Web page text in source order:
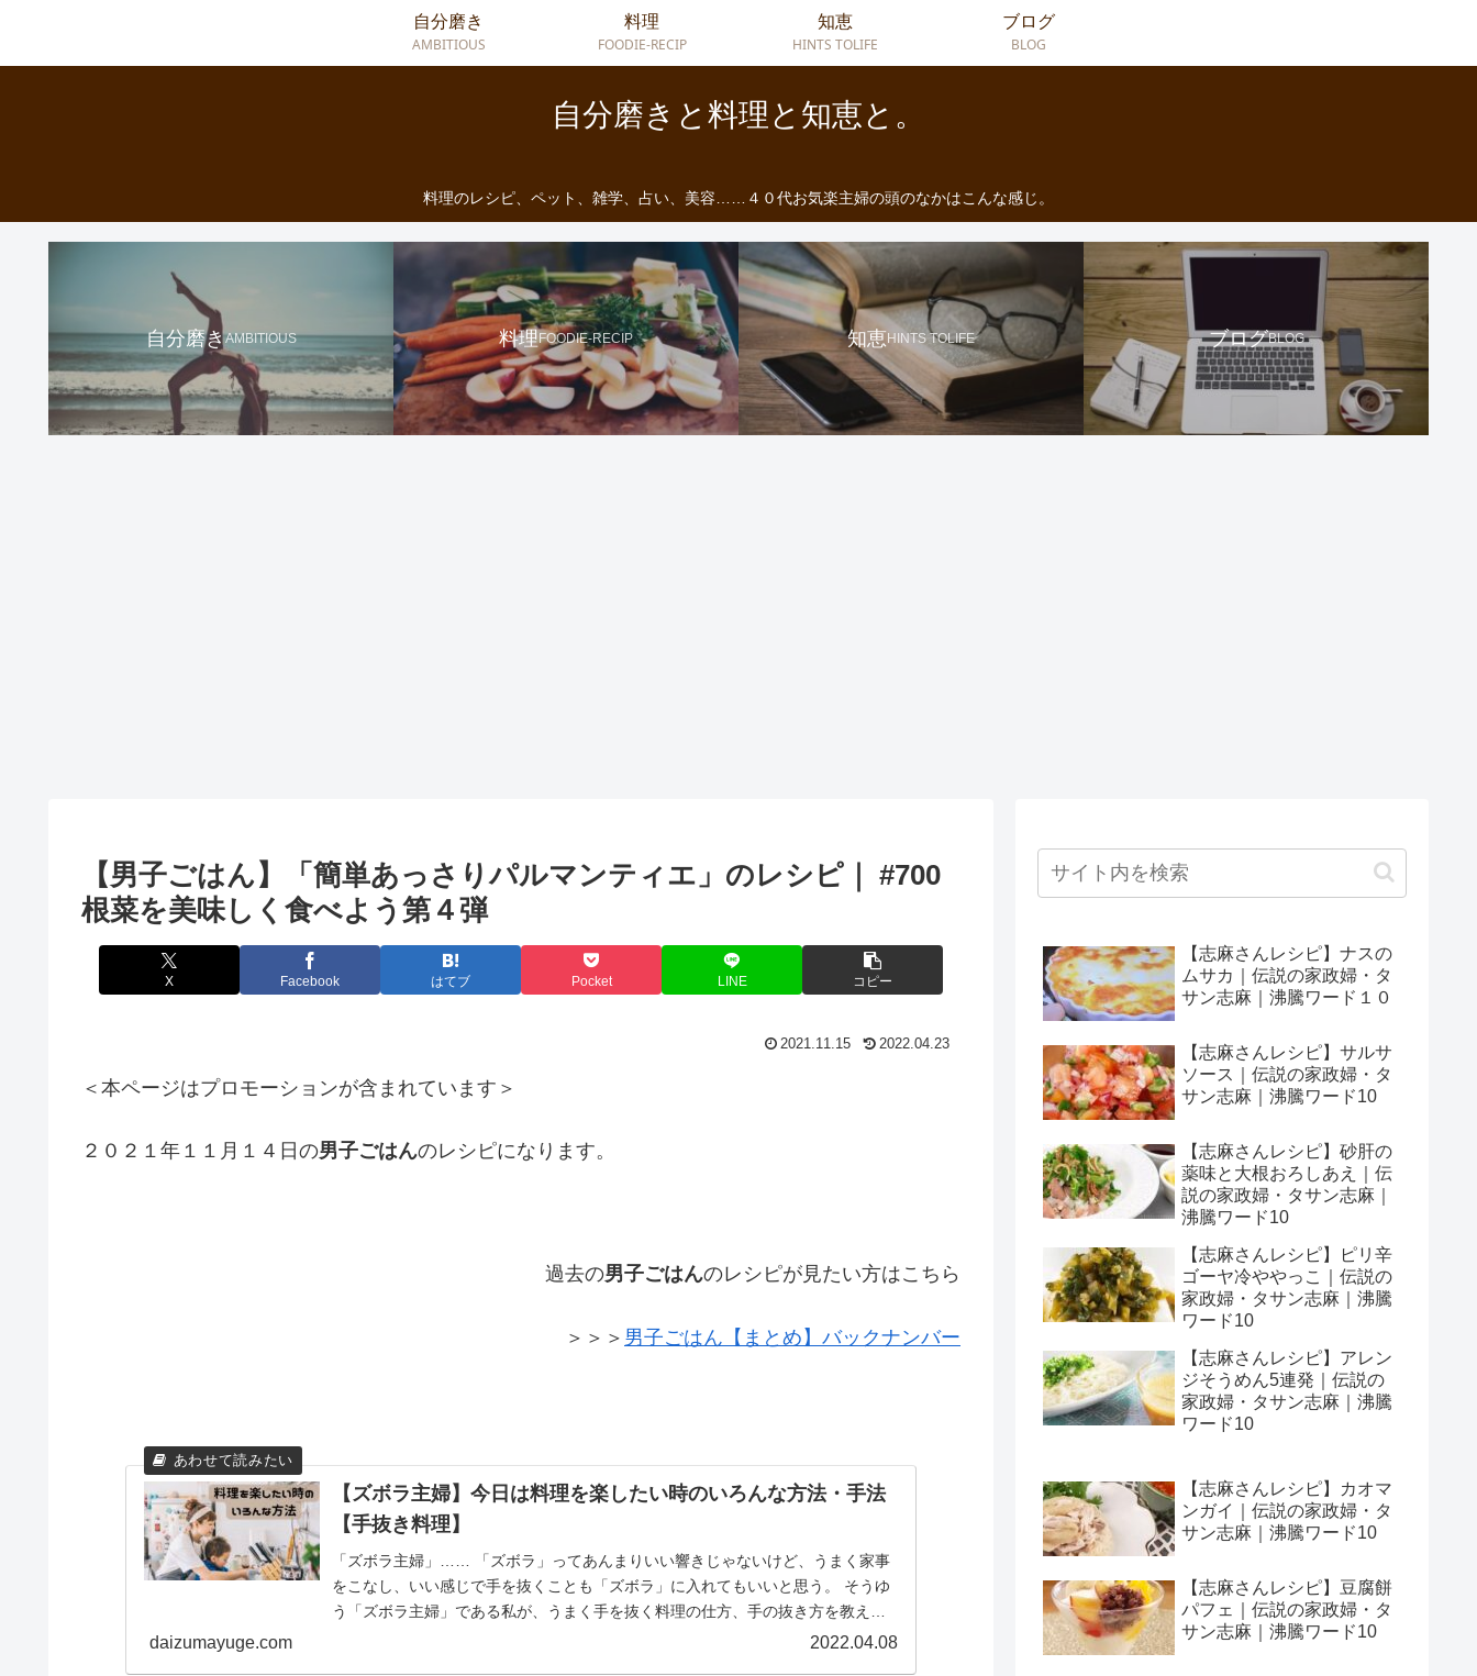
自分磨きと料理と知恵と。
料理のレシピ、ペット、雑学、占い、美容……４０代お気楽主婦の頭のなかはこんな感じ。
自分磨き
AMBITIOUS
料理
FOODIE-RECIP
知恵
HINTS TOLIFE
ブログ
BLOG
自分磨きAMBITIOUS 料理FOODIE-RECIP 知恵HINTS TOLIFE ブログBLOG
【男子ごはん】「簡単あっさりパルマンティエ」のレシピ｜ #700
根菜を美味しく食べよう第４弾
X Facebook はてブ Pocket LINE コピー
2021.11.15 2022.04.23
＜本ページはプロモーションが含まれています＞
２０２１年１１月１４日の男子ごはんのレシピになります。
過去の男子ごはんのレシピが見たい方はこちら
＞＞＞ 男子ごはん【まとめ】バックナンバー
【ズボラ主婦】今日は料理を楽したい時のいろんな方法・手法
【手抜き料理】
「ズボラ主婦」…… 「ズボラ」ってあんまりいい響きじゃないけど、うまく家事
をこなし、いい感じで手を抜くことも「ズボラ」に入れてもいいと思う。 そうゆ
う「ズボラ主婦」である私が、うまく手を抜く料理の仕方、手の抜き方を教えま
daizumayuge.com 2022.04.08
【志麻さんレシピ】ナスの
ムサカ｜伝説の家政婦・タ
サン志麻｜沸騰ワード１０
【志麻さんレシピ】サルサ
ソース｜伝説の家政婦・タ
サン志麻｜沸騰ワード10
【志麻さんレシピ】砂肝の
薬味と大根おろしあえ｜伝
説の家政婦・タサン志麻｜
沸騰ワード10
【志麻さんレシピ】ピリ辛
ゴーヤ冷ややっこ｜伝説の
家政婦・タサン志麻｜沸騰
ワード10
【志麻さんレシピ】アレン
ジそうめん5連発｜伝説の
家政婦・タサン志麻｜沸騰
ワード10
【志麻さんレシピ】カオマ
ンガイ｜伝説の家政婦・タ
サン志麻｜沸騰ワード10
【志麻さんレシピ】豆腐餅
パフェ｜伝説の家政婦・タ
サン志麻｜沸騰ワード10